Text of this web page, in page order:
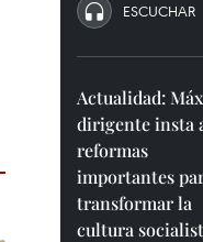
ESCUCHAR
Actualidad:
dirigente insta
reformas
importantes
transformar la
cultura